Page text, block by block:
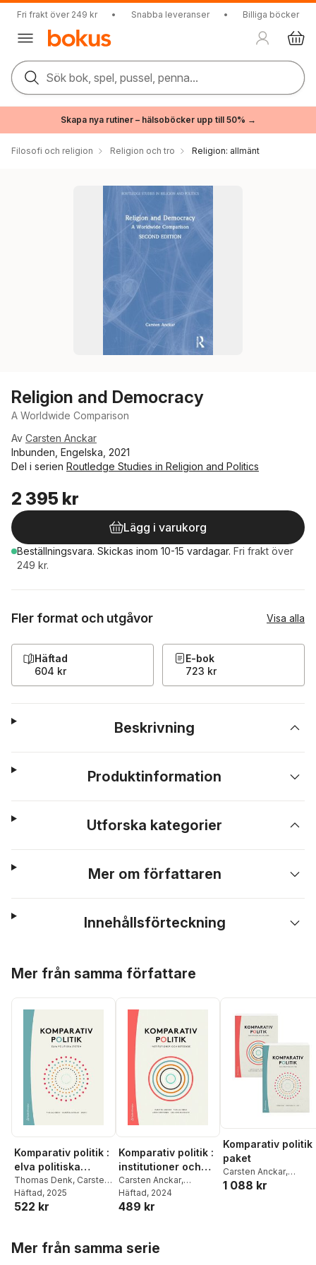
Fri frakt över 249 kr • Snabba leveranser • Billiga böcker
Sök bok, spel, pussel, penna...
Skapa nya rutiner – hälsoböcker upp till 50% →
Filosofi och religion Religion och tro Religion: allmänt
Religion and Democracy
A Worldwide Comparison
Av Carsten Anckar
Inbunden, Engelska, 2021
Del i serien Routledge Studies in Religion and Politics
2 395 kr
Lägg i varukorg
Beställningsvara. Skickas inom 10-15 vardagar. Fri frakt över
249 kr.
Fler format och utgåvor Visa alla
Häftad
604 kr
E-bok
723 kr
Beskrivning
Produktinformation
Utforska kategorier
Mer om författaren
Innehållsförteckning
Mer från samma författare
Komparativ politik :
elva politiska
system
Thomas Denk, Carsten
Anckar, Ali Abdelzadeh
Jan Joel Andersson
Gunnarson, Johan
Lagerkvist,Martin
Häftad, 2025
522 kr
Komparativ politik :
institutioner och
beteende
Carsten Anckar,
Thomas Denk
Karvonen
Häftad, 2024
489 kr
Komparativ politik
paket
Carsten Anckar,
Thomas Denk
1 088 kr
Mer från samma serie